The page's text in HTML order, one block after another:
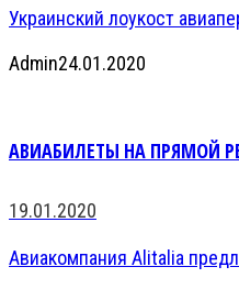
Украинский лоукост
Admin24.01.2020
АВИАБИЛЕТЫ НА ПРЯМОЙ
19.01.2020
Авиакомпания Alitalia